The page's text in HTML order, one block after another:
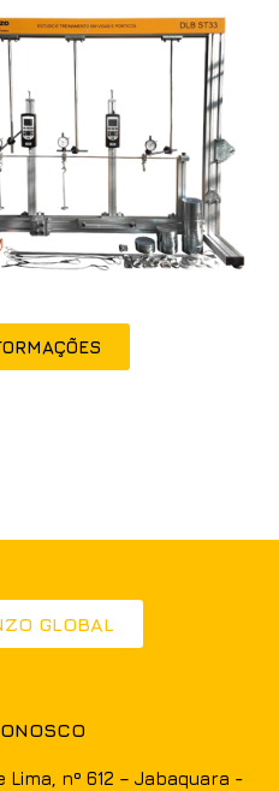
GLOBAL
Lima, nº 612 – Jabaquara -